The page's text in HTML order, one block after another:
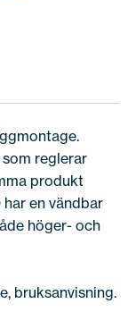
reglerar
produkt
en vändbar
höger- och
bruksanvisning.